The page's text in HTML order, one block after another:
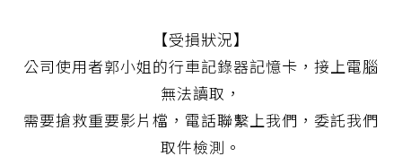
【受損狀況】
公司使用者郭小姐的行車記錄器記憶卡，接上電腦
無法讀取，
需要搶救重要影片檔，電話聯繫上我們，委託我們
取件檢測。